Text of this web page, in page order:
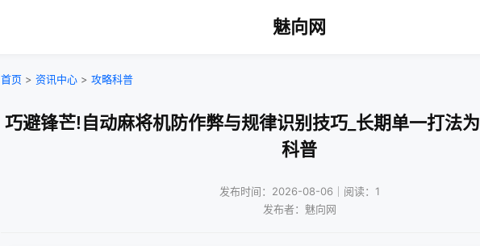
魅向网
首页 > 资讯中心 > 攻略科普
巧避锋芒!自动麻将机防作弊与规律识别技巧_长期单一打法
科普
发布时间：2026-08-06｜阅读：1
发布者：魅向网